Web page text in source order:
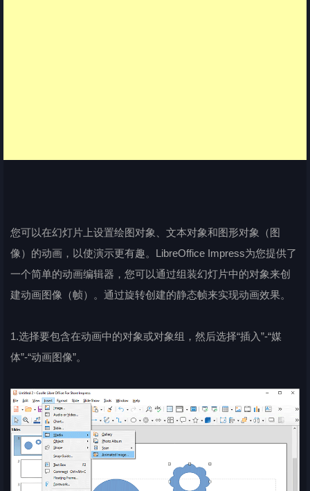
您可以在幻灯片上设置绘图对象、文本对象和图形对象（图
像）的动画，以使演示更有趣。LibreOffice Impress为您提供了
一个简单的动画编辑器，您可以通过组装幻灯片中的对象来创
建动画图像（帧）。通过旋转创建的静态帧来实现动画效果。
1.选择要包含在动画中的对象或对象组，然后选择“插入”-“媒
体”-“动画图像”。